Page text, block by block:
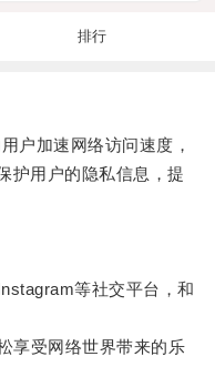
排行
加速网络访问速度，
护用户的隐私信息，提
等社交平台，和
受网络世界带来的乐